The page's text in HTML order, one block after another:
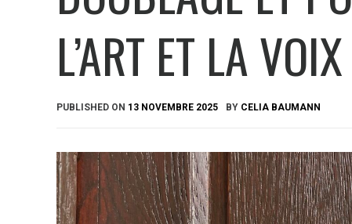
L’ART ET LA
PUBLISHED ON 13 NOVEMBRE 2025 BY CELIA BAUMANN